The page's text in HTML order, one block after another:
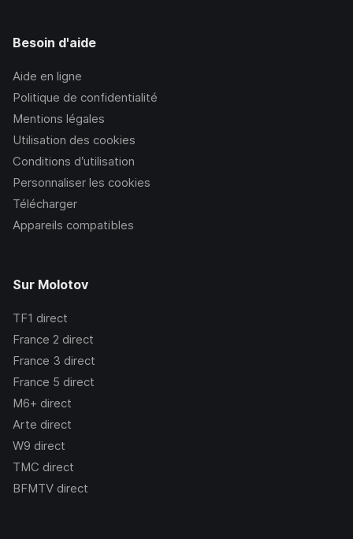
Besoin d'aide
Aide en ligne
Politique de confidentialité
Mentions légales
Utilisation des cookies
Conditions d’utilisation
Personnaliser les cookies
Télécharger
Appareils compatibles
Sur Molotov
TF1 direct
France 2 direct
France 3 direct
France 5 direct
M6+ direct
Arte direct
W9 direct
TMC direct
BFMTV direct